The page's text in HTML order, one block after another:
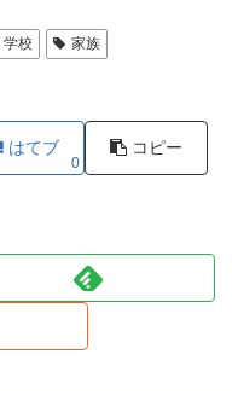
学校 家族
はてブ
0
コピー